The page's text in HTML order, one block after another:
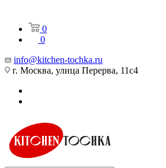
0
0
info@kitchen-tochka.ru
г. Москва, улица Перерва, 11с4